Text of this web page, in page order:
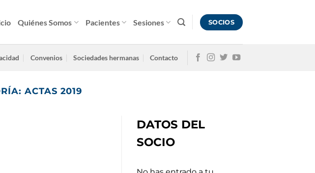
Quiénes Somos Pacientes Sesiones SOCIOS
Convenios Sociedades hermanas Contacto
ACTAS 2019
DATOS DEL
SOCIO